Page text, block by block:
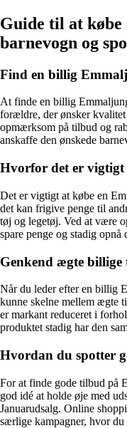
Guide til at
barnevogn og
Find en billig
At finde en billig
forældre, der ønsker
opmærksom på tilbud og
anskaffe den ønskede
Hvorfor det er
Det er vigtigt at købe en
det kan frigive penge til
tøj og legetøj. Ved at være
spare penge og stadig opnå
Genkend ægte billige
Når du leder efter en billig
kunne skelne mellem ægte
er markant reduceret i
produktet stadig har den
Hvordan du spotter
For at finde gode tilbud på
god idé at holde øje med
Januarudsalg. Online
særlige kampagner, hvor